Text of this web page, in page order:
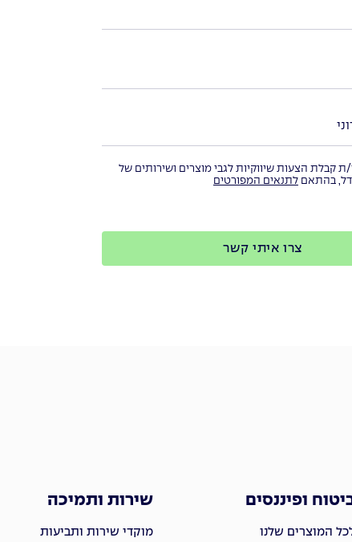
קבלת הצעות שיווקיות לגבי מוצרים ושירותים של
בהתאםלתנאים המפורטים
צרו איתי קשר
ופיננסים
המוצרים שלנו
שירות ותמיכה
מוקדי שירות ותביעות